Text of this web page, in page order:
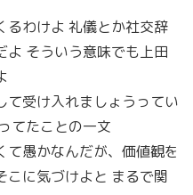
るわけよ 礼儀とか社交辞
よ そういう意味でも上田
て受け入れましょうってい
てたことの一文
愚かなんだが、価値観を
こに気づけよと まるで関